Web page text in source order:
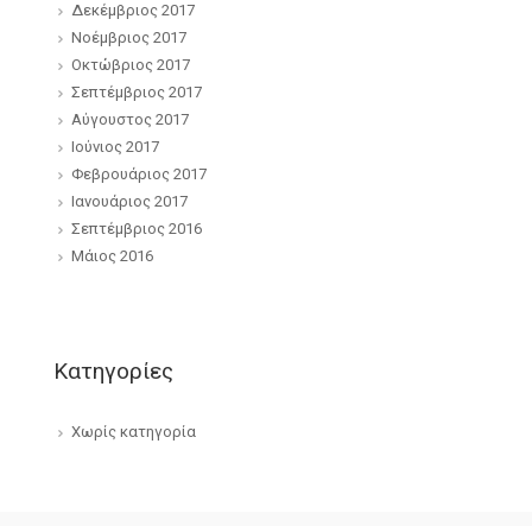
Δεκέμβριος 2017
Νοέμβριος 2017
Οκτώβριος 2017
Σεπτέμβριος 2017
Αύγουστος 2017
Ιούνιος 2017
Φεβρουάριος 2017
Ιανουάριος 2017
Σεπτέμβριος 2016
Μάιος 2016
Kατηγορίες
Χωρίς κατηγορία